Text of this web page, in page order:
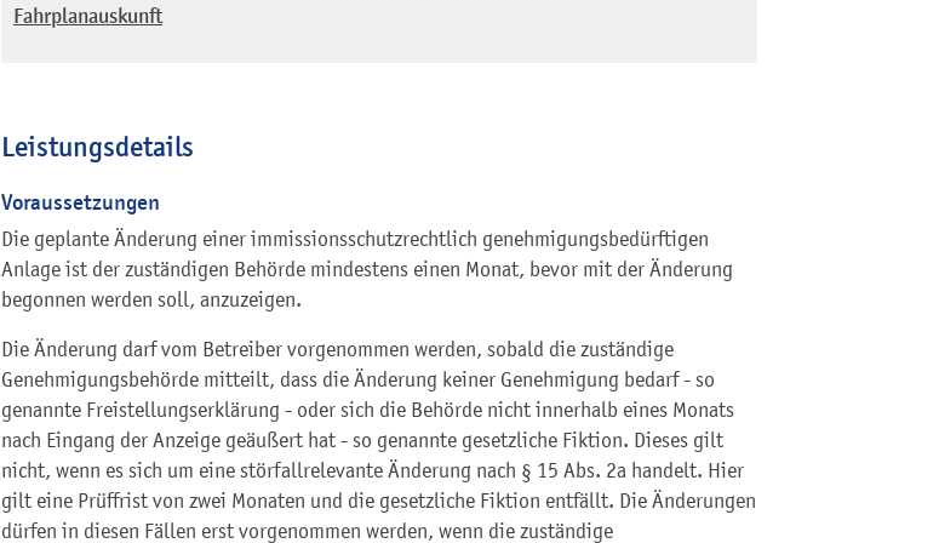
Fahrplanauskunft
Leistungsdetails
Voraussetzungen
Die geplante Änderung einer immissionsschutzrechtlich genehmigungsbedürftigen
Anlage ist der zuständigen Behörde mindestens einen Monat, bevor mit der Änderung
begonnen werden soll, anzuzeigen.
Die Änderung darf vom Betreiber vorgenommen werden, sobald die zuständige
Genehmigungsbehörde mitteilt, dass die Änderung keiner Genehmigung bedarf - so
genannte Freistellungserklärung - oder sich die Behörde nicht innerhalb eines Monats
nach Eingang der Anzeige geäußert hat - so genannte gesetzliche Fiktion. Dieses gilt
nicht, wenn es sich um eine störfallrelevante Änderung nach § 15 Abs. 2a handelt. Hier
gilt eine Prüffrist von zwei Monaten und die gesetzliche Fiktion entfällt. Die Änderungen
dürfen in diesen Fällen erst vorgenommen werden, wenn die zuständige